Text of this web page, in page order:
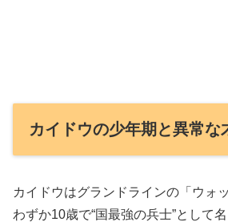
カイドウの少年期と異常な
カイドウはグランドラインの「ウォ
わずか10歳で“国最強の兵士”として